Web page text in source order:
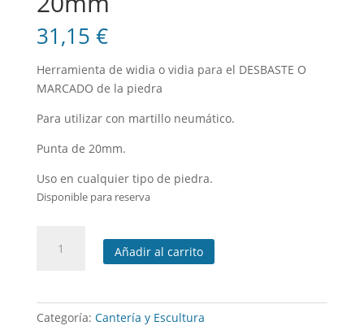
31,15 €
Herramienta de widia o vidia para el DESBASTE O
MARCADO de la piedra
Para utilizar con martillo neumático.
Punta de 20mm.
Uso en cualquier tipo de piedra.
Disponible para reserva
Grueso
cantidad
Añadir al carrito
Categoría: Cantería y Escultura